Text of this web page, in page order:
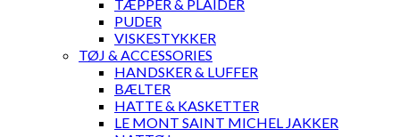
TÆPPER & PLAIDER
PUDER
VISKESTYKKER
TØJ & ACCESSORIES
HANDSKER & LUFFER
BÆLTER
HATTE & KASKETTER
LE MONT SAINT MICHEL JAKKER